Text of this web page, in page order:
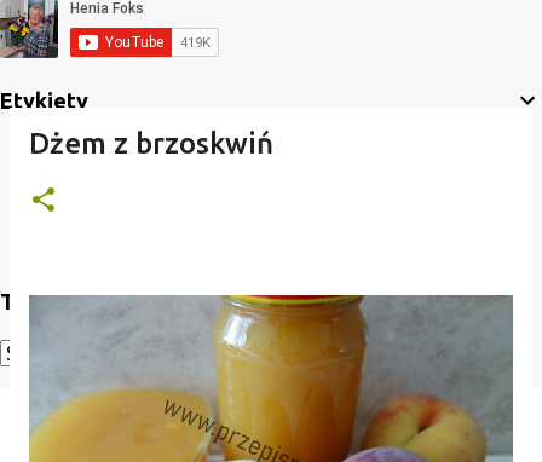
Etykiety
Translate
Translate
Dżem z brzoskwiń